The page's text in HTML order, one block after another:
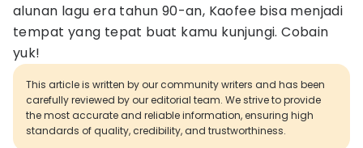
alunan lagu era tahun 90-an, Kaofee bisa menjadi
tempat yang tepat buat kamu kunjungi. Cobain
yuk!
This article is written by our community writers and has been
carefully reviewed by our editorial team. We strive to provide
the most accurate and reliable information, ensuring high
standards of quality, credibility, and trustworthiness.